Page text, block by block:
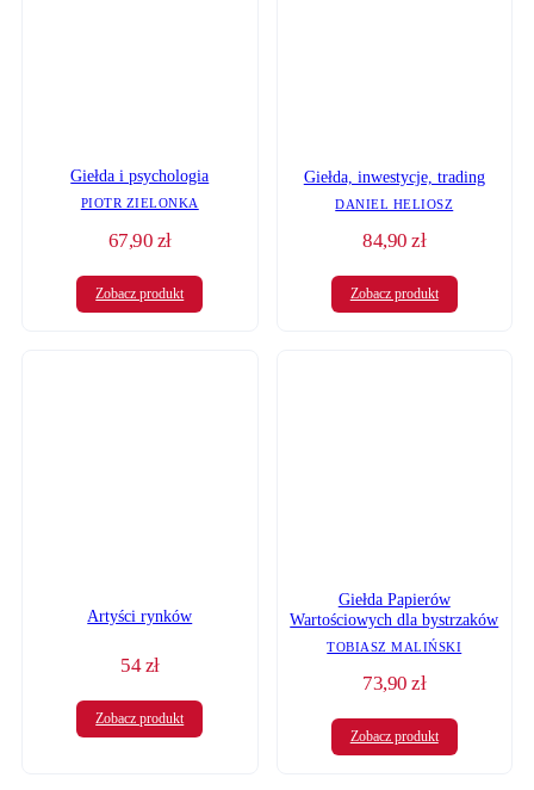
Giełda i psychologia
PIOTR ZIELONKA
67,90 zł
Zobacz produkt
Giełda, inwestycje, trading
DANIEL HELIOSZ
84,90zł
Zobacz produkt
Artyści rynków
54zł
Zobacz produkt
Giełda Papierów
Wartościowych dla bystrzaków
TOBIASZ MALIŃSKI
73,90zł
Zobacz produkt